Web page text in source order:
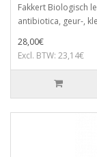
Fakkert Biologisch
antibiotica, geur-,
28,00€
Excl. BTW: 23,14€